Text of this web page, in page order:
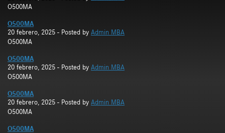
O500MA
O500MA
20 febrero, 2025 - Posted by Admin MBA
O500MA
O500MA
20 febrero, 2025 - Posted by Admin MBA
O500MA
O500MA
20 febrero, 2025 - Posted by Admin MBA
O500MA
O500MA